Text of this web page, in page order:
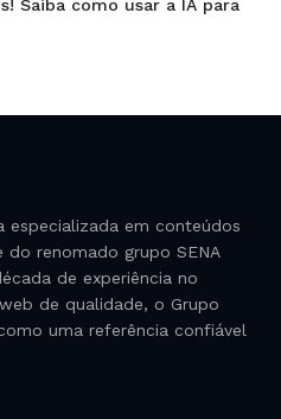
Saiba como usar a IA para
especializada em conteúdos
renomado grupo SENA
de experiência no
de qualidade, o Grupo
uma referência confiável